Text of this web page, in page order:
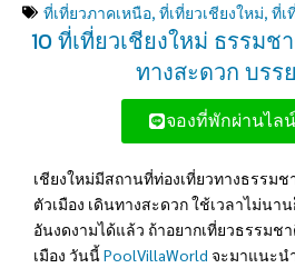
ที่เที่ยวภาคเหนือ ที่เที่ยวเชียงใหม่ ที่เ
10 ที่เที่ยวเชียงใหม่ ธรรมช
ทางสะดวก บรร
จองที่พักผ่านไล
เชียงใหม่มีสถานที่ท่องเที่ยวทางธรรม
ตัวเมือง เดินทางสะดวก ใช้เวลาไม่น
อันงดงามได้แล้ว ถ้าอยากเที่ยวธรรมช
เมือง วันนี้ PoolVillaWorld จะมาแนะน